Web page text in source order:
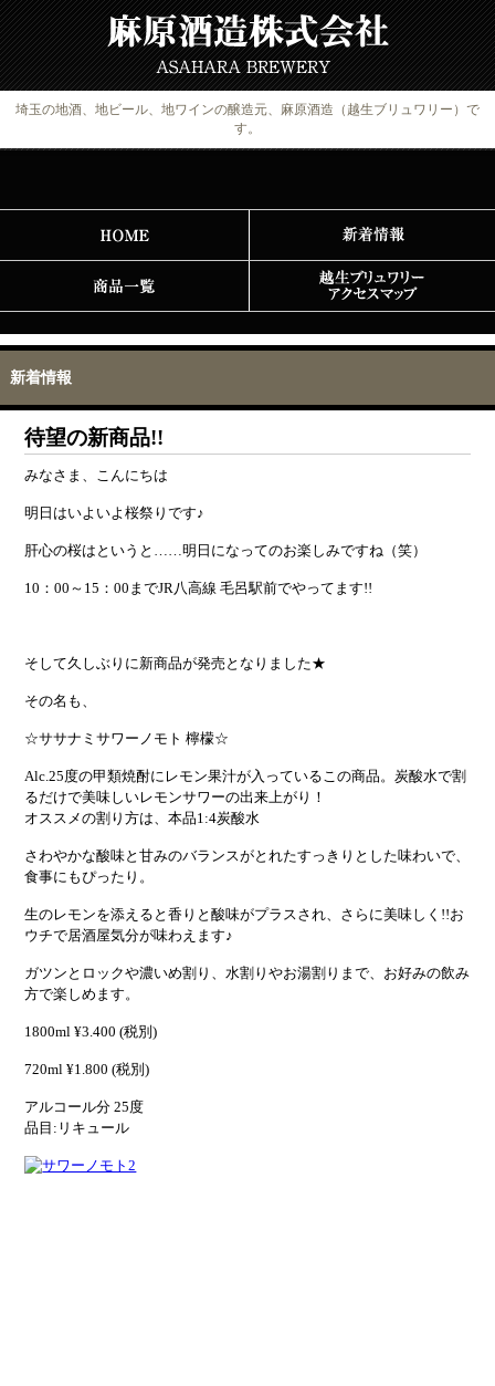
埼玉の地酒、地ビール、地ワインの醸造元、麻原酒造（越生ブリュワリー）で
す。
新着情報
待望の新商品!!
みなさま、こんにちは
明日はいよいよ桜祭りです♪
肝心の桜はというと……明日になってのお楽しみですね（笑）
10：00～15：00までJR八高線 毛呂駅前でやってます!!
そして久しぶりに新商品が発売となりました★
その名も、
☆ササナミサワーノモト 檸檬☆
Alc.25度の甲類焼酎にレモン果汁が入っているこの商品。炭酸水で割
るだけで美味しいレモンサワーの出来上がり！
オススメの割り方は、本品1:4炭酸水
さわやかな酸味と甘みのバランスがとれたすっきりとした味わいで、
食事にもぴったり。
生のレモンを添えると香りと酸味がプラスされ、さらに美味しく!!お
ウチで居酒屋気分が味わえます♪
ガツンとロックや濃いめ割り、水割りやお湯割りまで、お好みの飲み
方で楽しめます。
1800ml ¥3.400 (税別)
720ml ¥1.800 (税別)
アルコール分 25度
品目:リキュール